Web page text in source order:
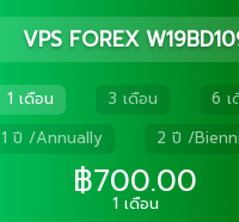
VPS FOREX
1 เดือน 3 เดือน
6 เ
1 ปี /Annually
2 ปี /
฿700.00
1 เดือน